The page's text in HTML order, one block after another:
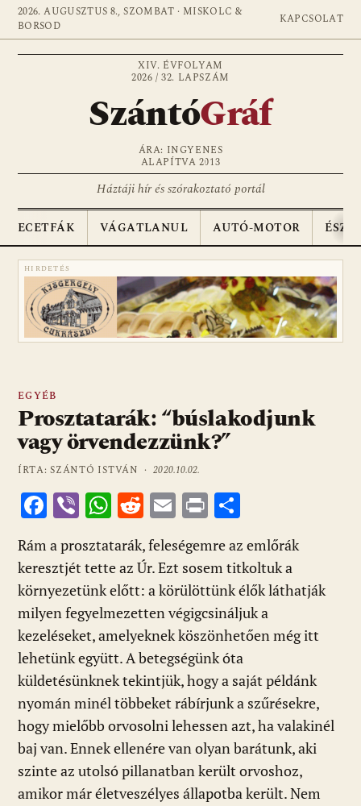
2026. AUGUSZTUS 8., SZOMBAT · MISKOLC &
BORSOD
KAPCSOLAT
XIV. ÉVFOLYAM
2026 / 32. LAPSZÁM
SzántóGráf
ÁRA: INGYENES
ALAPÍTVA 2013
Háztáji hír és szórakoztató portál
ECETFÁK VÁGATLANUL AUTÓ-MOTOR
HIRDETÉS
EGYÉB
Prosztatarák: “búslakodjunk
vagy örvendezzünk?”
ÍRTA: SZÁNTÓ ISTVÁN ·2020.10.02.
F
e
b
o
o
k
Vi
er
W
at
s
A
p
p
R
e
d
di
t
E
m
ai
l
Pr
t za
m
e
g
Rám a prosztatarák, feleségemre az emlőrák
keresztjét tette az Úr. Ezt sosem titkoltuk a
környezetünk előtt: a körülöttünk élők láthatják
milyen fegyelmezetten végigcsináljuk a
kezeléseket, amelyeknek köszönhetően még itt
lehetünk együtt. A betegségünk óta
küldetésünknek tekintjük, hogy a saját példánk
nyomán minél többeket rábírjunk a szűrésekre,
hogy mielőbb orvosolni lehessen azt, ha valakinél
baj van. Ennek ellenére van olyan barátunk, aki
szinte az utolsó pillanatban került orvoshoz,
amikor már életveszélyes állapotba került. Nem